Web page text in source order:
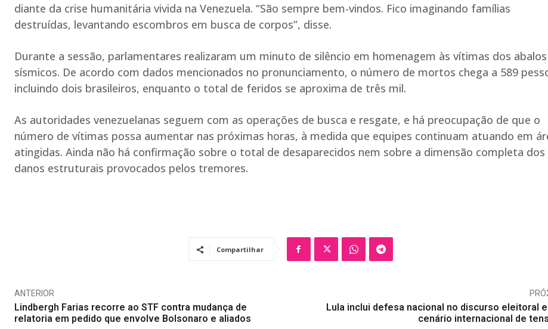
diante da crise humanitária vivida na Venezuela. “São sempre bem-vindos. Fico imaginando famílias
destruídas, levantando escombros em busca de corpos”, disse.
Durante a sessão, parlamentares realizaram um minuto de silêncio em homenagem às vítimas dos abalos
sísmicos. De acordo com dados mencionados no pronunciamento, o número de mortos chega a 589
incluindo dois brasileiros, enquanto o total de feridos se aproxima de três mil.
As autoridades venezuelanas seguem com as operações de busca e resgate, e há preocupação de que o
número de vítimas possa aumentar nas próximas horas, à medida que equipes continuam atuando em
atingidas. Ainda não há confirmação sobre o total de desaparecidos nem sobre a dimensão completa dos
danos estruturais provocados pelos tremores.
Compartilhar
ANTERIOR
Lindbergh Farias recorre ao STF contra mudança de
relatoria em pedido que envolve Bolsonaro e aliados
Lula inclui defesa nacional no discurso eleitoral
cenário internacional de